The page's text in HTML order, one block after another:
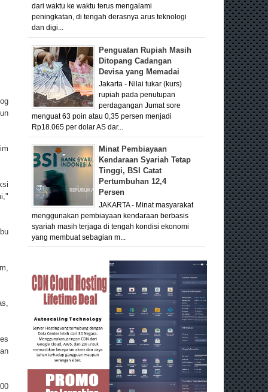
dari waktu ke waktu terus mengalami
peningkatan, di tengah derasnya arus teknologi
dan digi...
Penguatan Rupiah Masih
Ditopang Cadangan
Devisa yang Memadai
Jakarta - Nilai tukar (kurs)
rupiah pada penutupan
perdagangan Jumat sore
menguat 63 poin atau 0,35 persen menjadi
Rp18.065 per dolar AS dar...
Minat Pembiayaan
Kendaraan Syariah Tetap
Tinggi, BSI Catat
Pertumbuhan 12,4
Persen
JAKARTA - Minat masyarakat
menggunakan pembiayaan kendaraan berbasis
syariah masih terjaga di tengah kondisi ekonomi
yang membuat sebagian m...